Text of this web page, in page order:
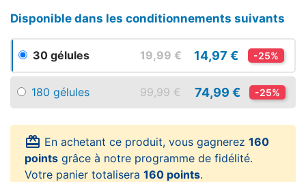
Disponible dans les conditionnements suivants
30 gélules 19,99 € 14,97 € -25%
180 gélules 99,99 € 74,99 € -25%
card_giftcard En achetant ce produit, vous gagnerez 160
points grâce à notre programme de fidélité.
Votre panier totalisera 160 points.